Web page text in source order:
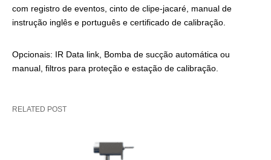
com registro de eventos, cinto de clipe-jacaré, manual de
instrução inglês e português e certificado de calibração.
Opcionais: IR Data link, Bomba de sucção automática ou
manual, filtros para proteção e estação de calibração.
RELATED POST